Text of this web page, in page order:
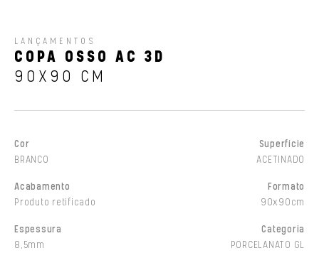
LANÇAMENTOS
COPA OSSO AC 3D
90X90 CM
Cor
BRANCO
Superfície
ACETINADO
Acabamento
Produto retificado
Formato
90x90cm
Espessura
8,5mm
Categoria
PORCELANATO GL